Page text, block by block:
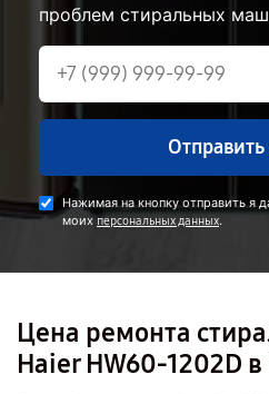
проблем стиральных
Отправить
Нажимая на кнопку отправить я
моих персональных данных.
Цена ремонта
Haier HW60-1202D